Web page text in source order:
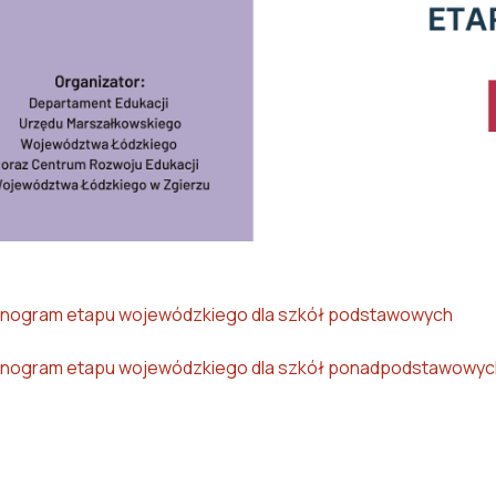
etapu wojewódzkiego dla szkół podstawowych
etapu wojewódzkiego dla szkół